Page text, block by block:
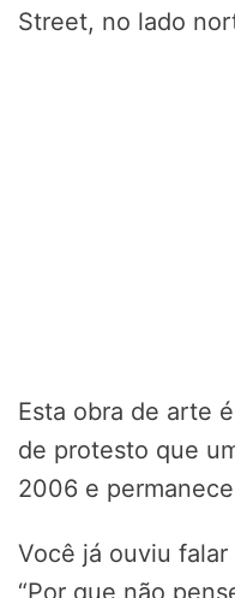
Street, no lado
Esta obra de arte
de protesto que
2006 e
Você já ouviu